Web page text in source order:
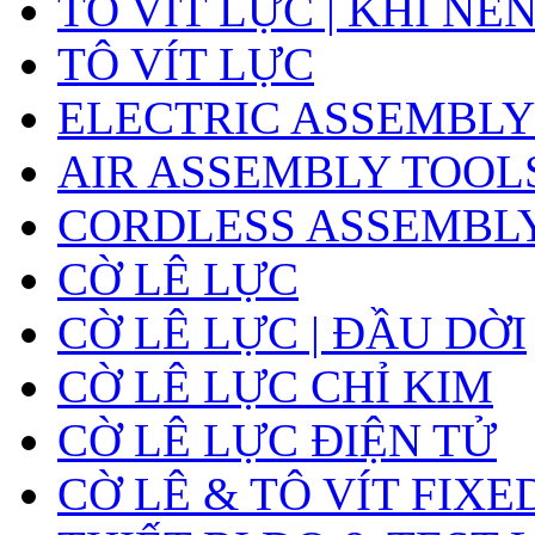
TÔ VÍT LỰC | KHÍ
TÔ VÍT LỰC
ELECTRIC
AIR ASSEMBLY
CORDLESS
CỜ LÊ LỰC
CỜ LÊ LỰC | ĐẦU DỜI
CỜ LÊ LỰC CHỈ KIM
CỜ LÊ LỰC ĐIỆN TỬ
CỜ LÊ & TÔ VÍT